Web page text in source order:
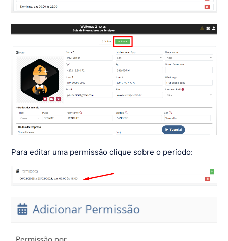
Para editar uma permissão clique sobre o período: